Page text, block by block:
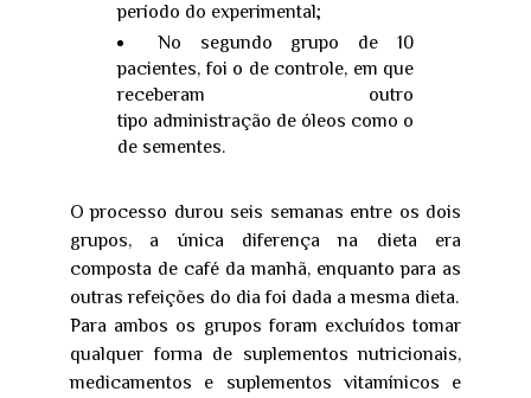
período do experimental;
No segundo grupo de 10
pacientes, foi o de controle, em que
receberam outro
tipo administração de óleos como o
de sementes.
O processo durou seis semanas entre os dois
grupos, a única diferença na dieta era
composta de café da manhã, enquanto para as
outras refeições do dia foi dada a mesma dieta.
Para ambos os grupos foram excluídos tomar
qualquer forma de suplementos nutricionais,
medicamentos e suplementos vitamínicos e